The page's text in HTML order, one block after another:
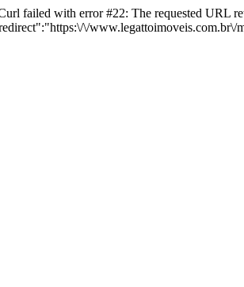
failed with error #22: The requested URL
\/www.legattoimoveis.com.br\/